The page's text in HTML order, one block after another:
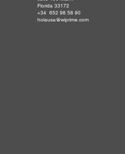
Florida 33172
+34 652 98 58 90
holausa@wiprime.com